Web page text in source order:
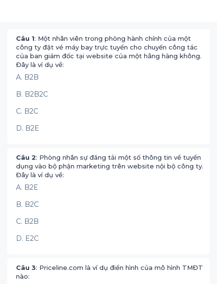
Câu 1: Một nhân viên trong phòng hành chính của một
công ty đặt vé máy bay trực tuyến cho chuyến công tác
của ban giám đốc tại website của một hãng hàng không.
Đây là ví dụ về:
A. B2B
B. B2B2C
C. B2C
D. B2E
Câu 2: Phòng nhân sự đăng tải một số thông tin về tuyển
dụng vào bộ phận marketing trên website nội bộ công ty.
Đây là ví dụ về:
A. B2E
B. B2C
C. B2B
D. E2C
Câu 3: Priceline.com là ví dụ điển hình của mô hình TMĐT
nào: